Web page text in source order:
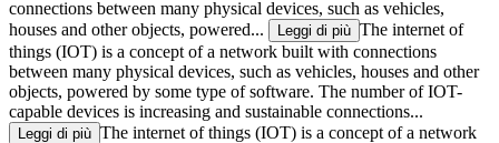
connections between many physical deviсes, such as vehicles,
houses and other objects, powered...
Leggi di più The internet of
things (IOT) is a concept of a network built with connections
between many physical deviсes, such as vehicles, houses and other
objects, powered by some type of software. The number of IOT-
capable devices is increasing and sustainable connections...
Leggi di più The internet of things (IOT) is a concept of a network